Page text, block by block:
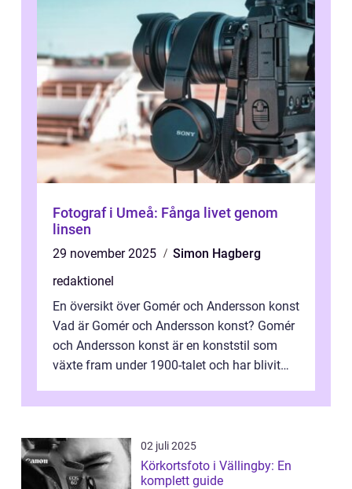
Fotograf i Umeå: Fånga livet genom
linsen
29 november 2025
Simon Hagberg
redaktionel
En översikt över Gomér och Andersson konst
Vad är Gomér och Andersson konst? Gomér
och Andersson konst är en konststil som
växte fram under 1900-talet och har blivit
02 juli 2025
Körkortsfoto i Vällingby: En
komplett guide